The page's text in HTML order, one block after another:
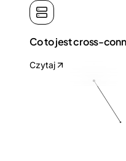
Co to jest cross-
Czytaj